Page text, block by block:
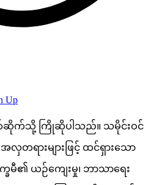
Up
က်သို့ ကြိုဆိုပါသည်။ သမိုင်းဝင်
လှတရားများဖြင့် ထင်ရှားသော
မီ၏ ယဉ်ကျေးမှု၊ ဘာသာရေး